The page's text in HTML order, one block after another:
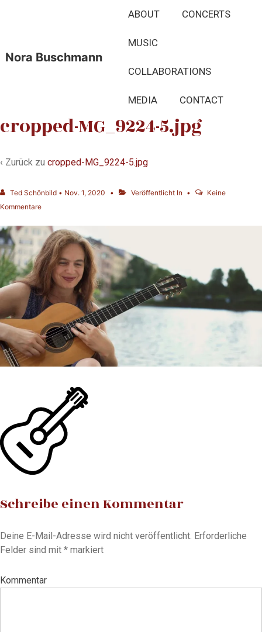
Nora Buschmann
ABOUT CONCERTS
MUSIC
COLLABORATIONS
MEDIA CONTACT
cropped-MG_9224-5.jpg
‹ Zurück zu cropped-MG_9224-5.jpg
Ted Schönbild • Nov. 1, 2020 Veröffentlicht In
Keine
Kommentare
Schreibe einen Kommentar
Deine E-Mail-Adresse wird nicht veröffentlicht. Erforderliche
Felder sind mit * markiert
Kommentar